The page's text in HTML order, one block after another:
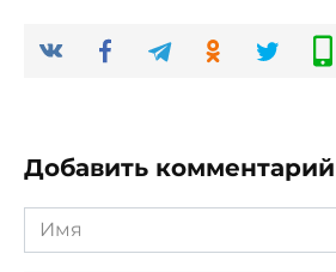
Добавить комментарий
Имя
*